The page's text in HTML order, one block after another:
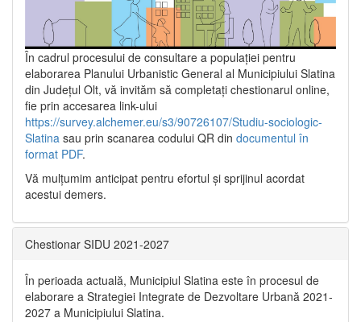
În cadrul procesului de consultare a populaţiei pentru
elaborarea Planului Urbanistic General al Municipiului Slatina
din Județul Olt, vă invităm să completați chestionarul online,
fie prin accesarea link-ului
https://survey.alchemer.eu/s3/90726107/Studiu-sociologic-
Slatina sau prin scanarea codului QR din documentul în
format PDF.
Vă mulţumim anticipat pentru efortul şi sprijinul acordat
acestui demers.
Chestionar SIDU 2021-2027
În perioada actuală, Municipiul Slatina este în procesul de
elaborare a Strategiei Integrate de Dezvoltare Urbană 2021‐
2027 a Municipiului Slatina.